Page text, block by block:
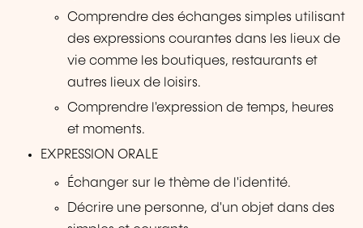
Comprendre des échanges simples utilisant
des expressions courantes dans les lieux de
vie comme les boutiques, restaurants et
autres lieux de loisirs.
Comprendre l'expression de temps, heures
et moments.
EXPRESSION ORALE
Échanger sur le thème de l'identité.
Décrire une personne, d'un objet dans des